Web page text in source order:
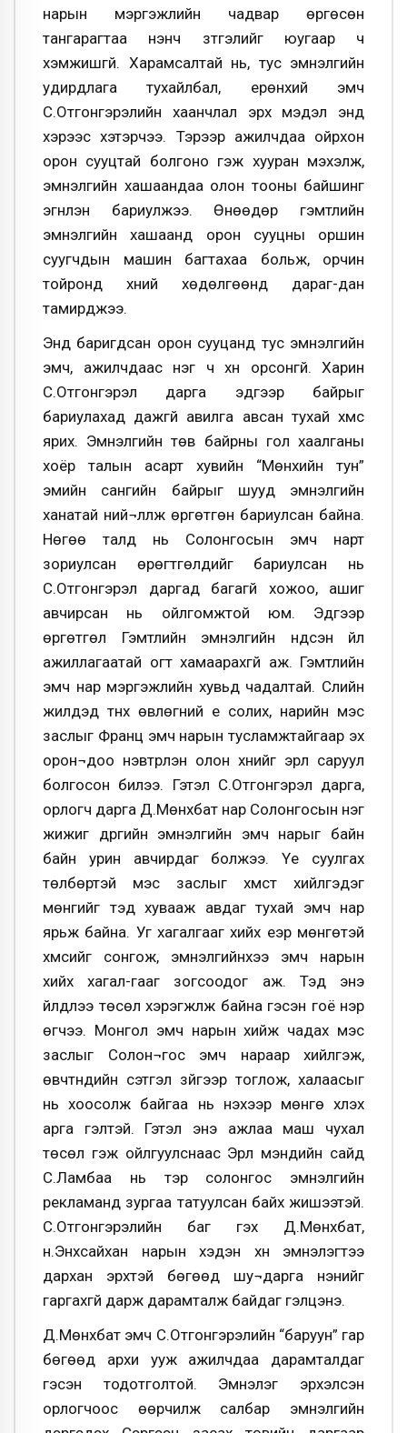
нарын мэргэжлийн чадвар өргөсөн
тангарагтаа үнэнч зүтгэлийг юугаар ч
хэмжишгүй. Харамсалтай нь, тус эмнэлгийн
удирдлага тухайлбал, ерөнхий эмч
С.Отгонгэрэлийн хаанчлал эрх мэдэл энд
хэрээс хэтэрчээ. Тэрээр ажилчдаа ойрхон
орон сууцтай болгоно гэж хууран мэхэлж,
эмнэлгийн хашаандаа олон тооны байшинг
эгнүүлэн бариулжээ. Өнөөдөр гэмтлийн
эмнэлгийн хашаанд орон сууцны оршин
суугчдын машин багтахаа больж, орчин
тойронд хүний хөдөлгөөнд дараг-дан
тамирджээ.
Энд баригдсан орон сууцанд тус эмнэлгийн
эмч, ажилчдаас нэг ч хүн орсонгүй. Харин
С.Отгонгэрэл дарга эдгээр байрыг
бариулахад дажгүй авилга авсан тухай хүмүүс
ярих. Эмнэлгийн төв байрны гол хаалганы
хоёр талын асарт хувийн “Мөнхийн тун”
эмийн сангийн байрыг шууд эмнэлгийн
ханатай ний¬лүүлж өргөтгөн бариулсан байна.
Нөгөө талд нь Солонгосын эмч нарт
зориулсан өрөгтгөлүүдийг бариулсан нь
С.Отгонгэрэл даргад багагүй хожоо, ашиг
авчирсан нь ойлгомжтой юм. Эдгээр
өргөтгөл Гэмтлийн эмнэлгийн үндсэн үйл
ажиллагаатай огт хамаарахгүй аж. Гэмтлийн
эмч нар мэргэжлийн хувьд чадалтай. Сүүлийн
жилүүдэд түнх өвлөгний үе солих, нарийн мэс
заслыг Франц эмч нарын тусламжтайгаар эх
орон¬доо нэвтрүүлэн олон хүнийг эрүүл саруул
болгосон билээ. Гэтэл С.Отгонгэрэл дарга,
орлогч дарга Д.Мөнхбат нар Солонгосын нэг
жижиг дүүргийн эмнэлгийн эмч нарыг байн
байн урин авчирдаг болжээ. Үе суулгах
төлбөртэй мэс заслыг хүмүүст хийлгэдэг
мөнгийг тэд хувааж авдаг тухай эмч нар
ярьж байна. Уг хагалгааг хийх үеэр мөнгөтэй
хүмүүсийг сонгож, эмнэлгийнхээ эмч нарын
хийх хагал-гааг зогсоодог аж. Тэд энэ
үйлдлээ төсөл хэрэгжүүлж байна гэсэн гоё нэр
өгчээ. Монгол эмч нарын хийж чадах мэс
заслыг Солон¬гос эмч нараар хийлгэж,
өвчтнүүдийн сэтгэл зүйгээр тоглож, халаасыг
нь хоосолж байгаа нь үнэхээр мөнгө хүүлэх
арга гэлтэй. Гэтэл энэ ажлаа маш чухал
төсөл гэж ойлгуулснаас Эрүүл мэндийн сайд
С.Ламбаа нь тэр солонгос эмнэлгийн
рекламанд зургаа татуулсан байх жишээтэй.
С.Отгонгэрэлийн баг гэх Д.Мөнхбат,
н.Энхсайхан нарын хэдэн хүн эмнэлэгтээ
дархан эрхтэй бөгөөд шу¬дарга үнэнийг
гаргахгүй дарж дарамталж байдаг гэлцэнэ.
Д.Мөнхбат эмч С.Отгонгэрэлийн “баруун” гар
бөгөөд архи ууж ажилчдаа дарамталдаг
гэсэн тодотголтой. Эмнэлэг эрхэлсэн
орлогчоос өөрчилж салбар эмнэлгийн